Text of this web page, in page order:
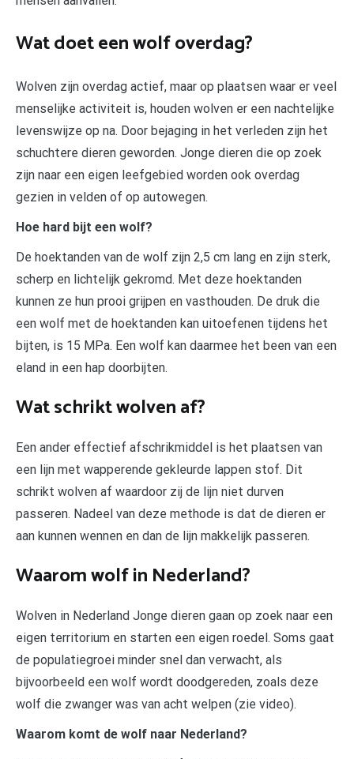
Wat doet een wolf overdag?
Wolven zijn overdag actief, maar op plaatsen waar er veel
menselijke activiteit is, houden wolven er een nachtelijke
levenswijze op na. Door bejaging in het verleden zijn het
schuchtere dieren geworden. Jonge dieren die op zoek
zijn naar een eigen leefgebied worden ook overdag
gezien in velden of op autowegen.
Hoe hard bijt een wolf?
De hoektanden van de wolf zijn 2,5 cm lang en zijn sterk,
scherp en lichtelijk gekromd. Met deze hoektanden
kunnen ze hun prooi grijpen en vasthouden. De druk die
een wolf met de hoektanden kan uitoefenen tijdens het
bijten, is 15 MPa. Een wolf kan daarmee het been van een
eland in een hap doorbijten.
Wat schrikt wolven af?
Een ander effectief afschrikmiddel is het plaatsen van
een lijn met wapperende gekleurde lappen stof. Dit
schrikt wolven af waardoor zij de lijn niet durven
passeren. Nadeel van deze methode is dat de dieren er
aan kunnen wennen en dan de lijn makkelijk passeren.
Waarom wolf in Nederland?
Wolven in Nederland Jonge dieren gaan op zoek naar een
eigen territorium en starten een eigen roedel. Soms gaat
de populatiegroei minder snel dan verwacht, als
bijvoorbeeld een wolf wordt doodgereden, zoals deze
wolf die zwanger was van acht welpen (zie video).
Waarom komt de wolf naar Nederland?